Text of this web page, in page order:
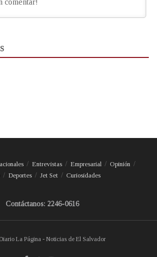
Entrevistas Empresarial
Opinión
Deportes Jet Set Curiosidades
Contáctanos: 2246-0616
La Página - Noticias de El Salvador